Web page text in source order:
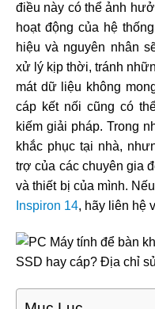
điều này có thể ảnh
hoạt động của hệ
hiệu và nguyên nhân
xử lý kịp thời, tránh
mát dữ liệu không
cáp kết nối cũng có
kiếm giải pháp. Trong
khắc phục tại nhà,
trợ của các chuyên gia
và thiết bị của mình.
Inspiron 14, hãy liên hệ